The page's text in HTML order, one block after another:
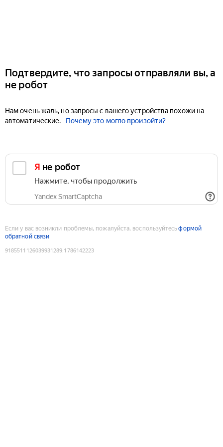
Подтвердите, что запросы отправляли вы, а
не робот
Нам очень жаль, но запросы с вашего устройства похожи на
автоматические.
Почему это могло произойти?
Я не робот
Нажмите, чтобы продолжить
Yandex SmartCaptcha
Если у вас возникли проблемы, пожалуйста, воспользуйтесьформой
обратной связи
9185511126039931289:1786142223